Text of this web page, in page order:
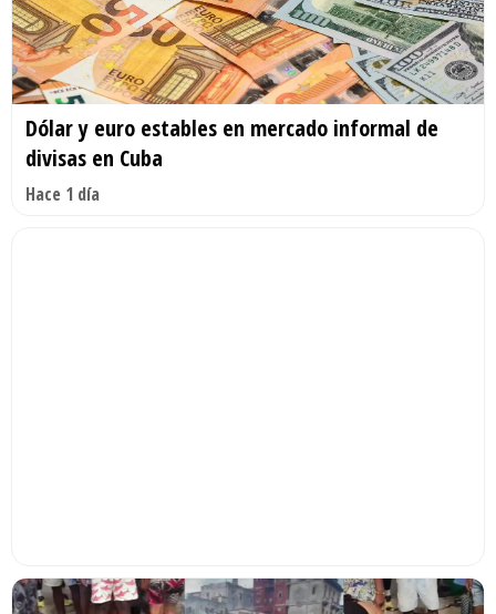
Dólar y euro estables en mercado informal de
divisas en Cuba
Hace 1 día